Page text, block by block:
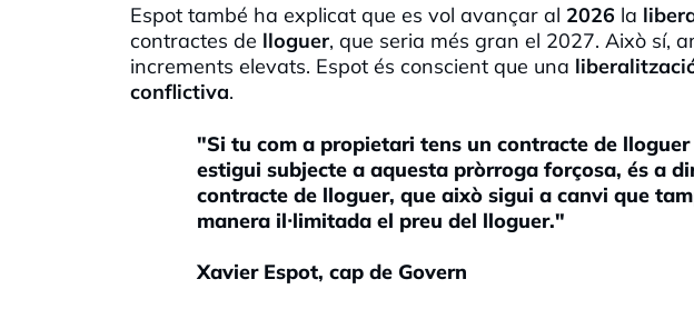
Espot també ha explicat que es vol avançar al 2026 la
contractes de lloguer, que seria més gran el 2027. Això sí,
increments elevats. Espot és conscient que una
conflictiva.
"Si tu com a propietari tens un contracte de
estigui subjecte a aquesta pròrroga forçosa, és a
contracte de lloguer, que això sigui a canvi que
manera il·limitada el preu del lloguer."
Xavier Espot, cap de Govern